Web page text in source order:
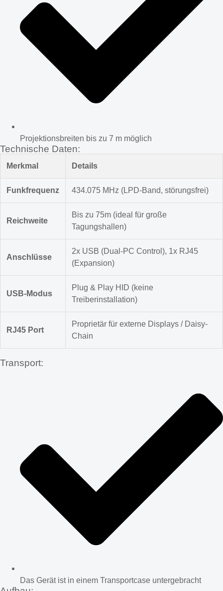
Projektionsbreiten bis zu 7 m möglich
Technische Daten:
Merkmal Details
Funkfrequenz 434.075 MHz (LPD-Band, störungsfrei)
Reichweite
Bis zu 75m (ideal für große
Tagungshallen)
Anschlüsse
2x USB (Dual-PC Control), 1x RJ45
(Expansion)
USB-Modus
Plug & Play HID (keine
Treiberinstallation)
RJ45 Port
Proprietär für externe Displays / Daisy-
Chain
Transport:
Das Gerät ist in einem Transportcase untergebracht